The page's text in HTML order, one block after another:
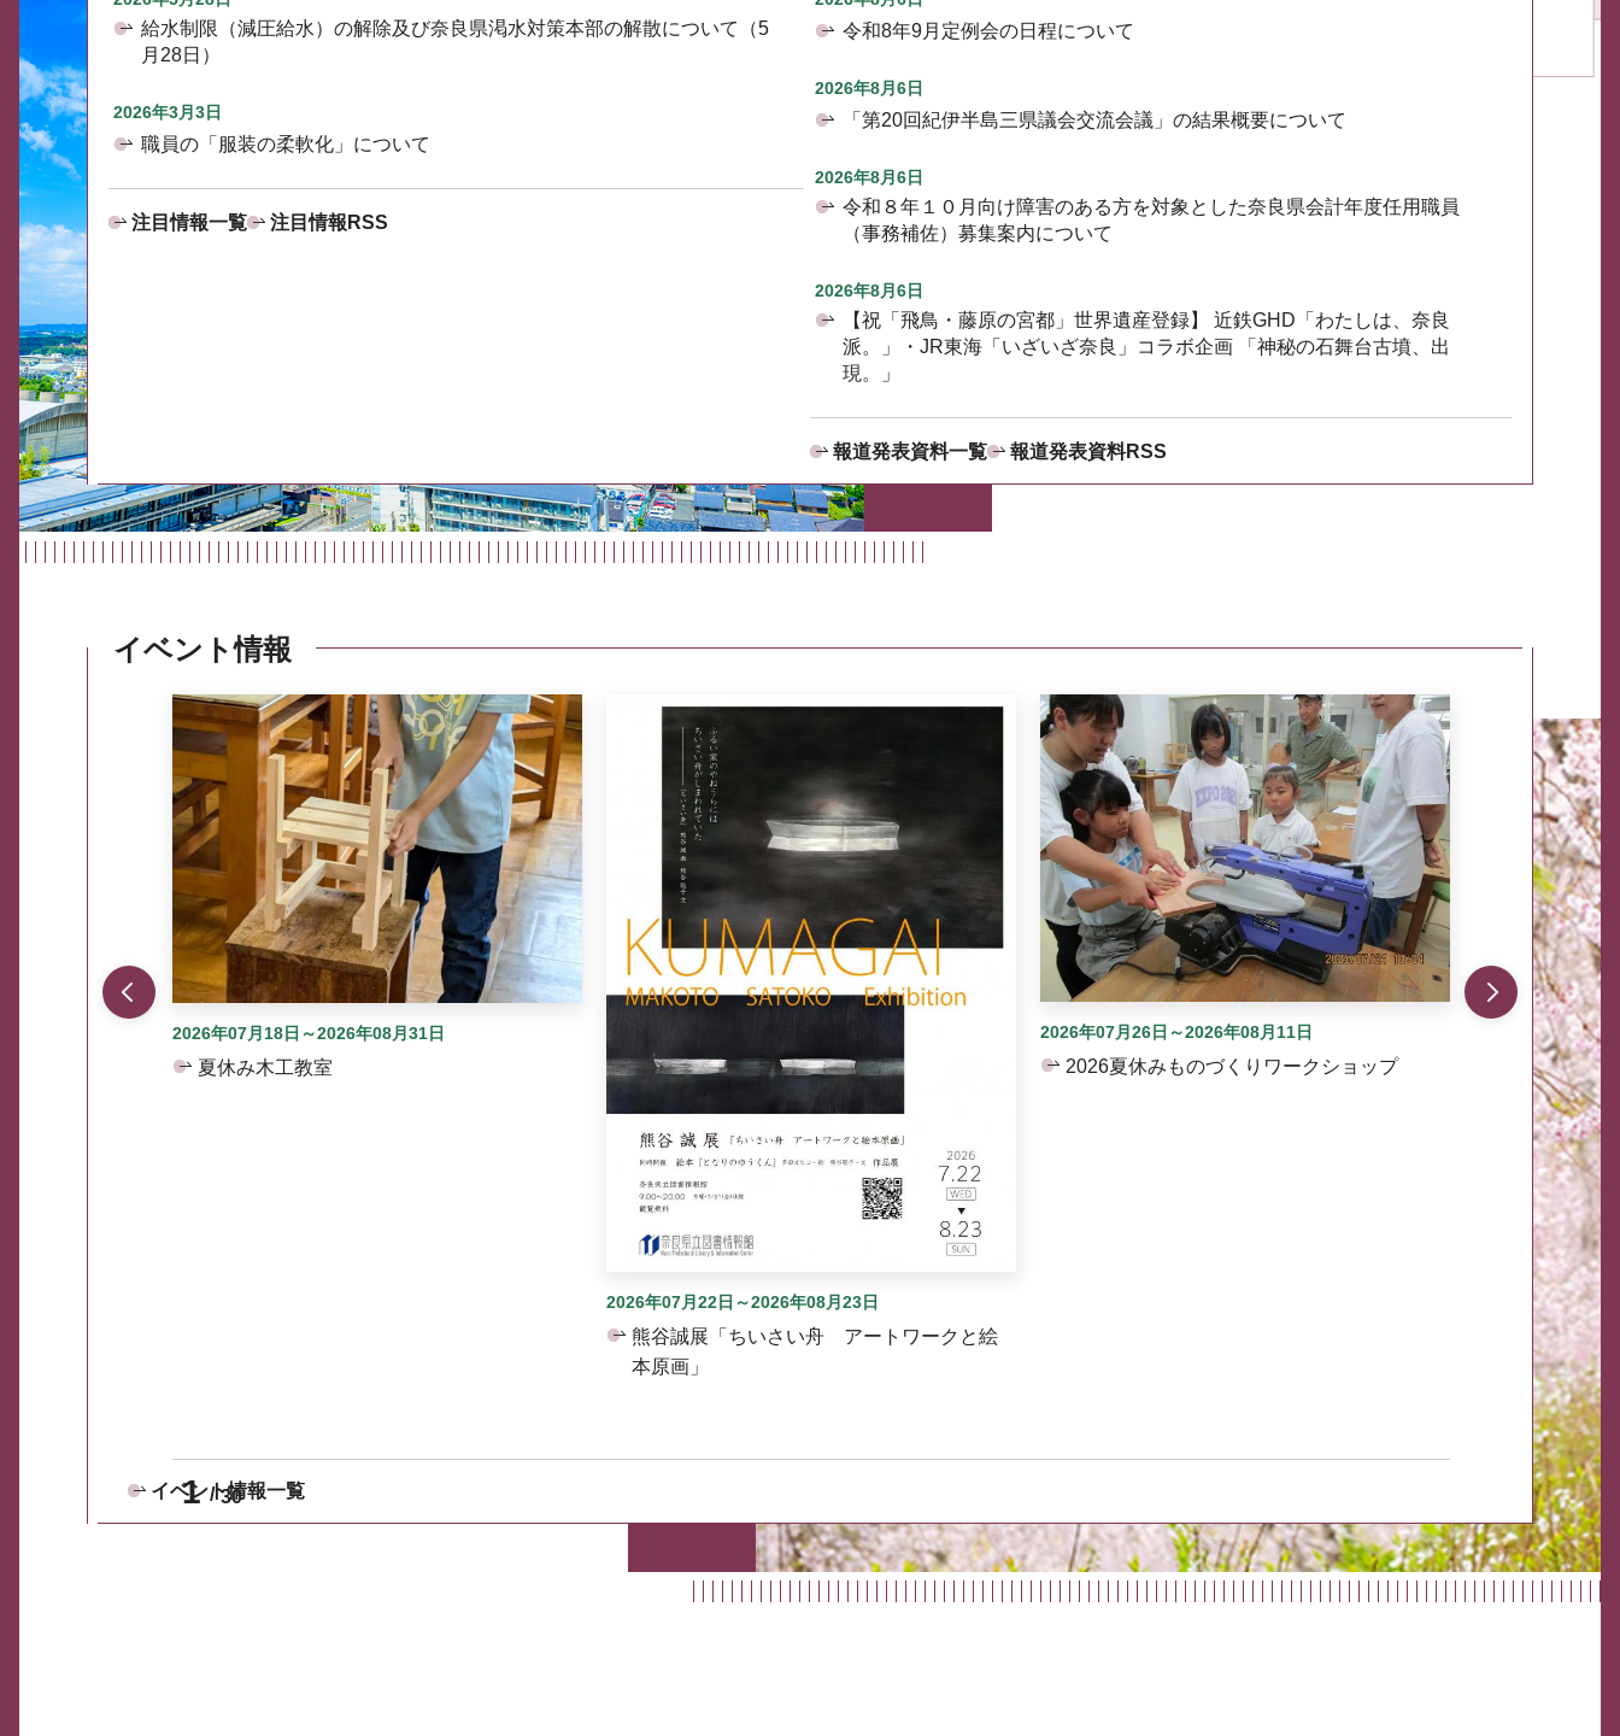
給水制限（減圧給水）の解除及び奈良県渇水対策本部の解散について（5
月28日）
2026年3月3日
職員の「服装の柔軟化」について
注目情報一覧 注目情報RSS
令和8年9月定例会の日程について
2026年8月6日
「第20回紀伊半島三県議会交流会議」の結果概要について
2026年8月6日
令和８年１０月向け障害のある方を対象とした奈良県会計年度任用職員
（事務補佐）募集案内について
2026年8月6日
【祝「飛鳥・藤原の宮都」世界遺産登録】 近鉄GHD「わたしは、奈良
派。」・JR東海「いざいざ奈良」コラボ企画 「神秘の石舞台古墳、出
現。」
報道発表資料一覧 報道発表資料RSS
イベント情報
1 30
2026年07月18日～2026年08月31日
夏休み木工教室
2026年07月22日～2026年08月23日
熊谷誠展「ちいさい舟 アートワークと絵
本原画」
2026年07月26日～2026年08月11日
2026夏休みものづくりワークショップ
イベント情報一覧